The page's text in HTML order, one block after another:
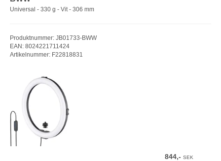
Universal - 330 g - Vit - 306 mm
Produktnummer: JB01733-BWW
EAN: 8024221711424
Artikelnummer: F22818831
844,-SEK